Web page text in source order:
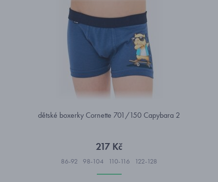
dětské boxerky Cornette 701/150 Capybara 2
217 Kč
86-92 98-104 110-116 122-128